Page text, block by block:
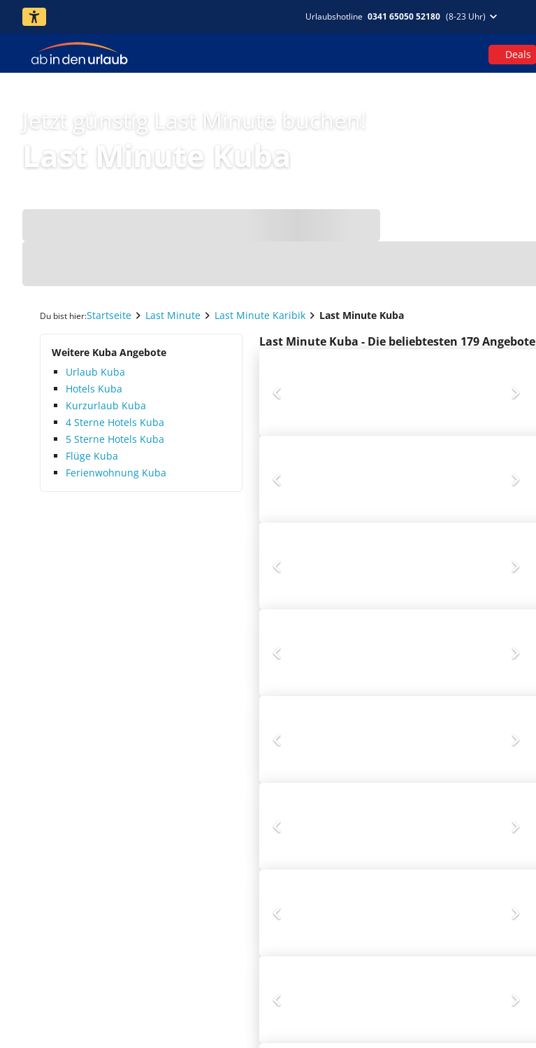
Urlaubshotline 0341 65050 52180 (8-23 Uhr)
Deals
Jetzt günstig Last Minute buchen!
Last Minute Kuba
Du bist hier:Startseite Last Minute Last Minute Karibik Last Minute Kuba
Weitere Kuba Angebote
Urlaub Kuba
Hotels Kuba
Kurzurlaub Kuba
4 Sterne Hotels Kuba
5 Sterne Hotels Kuba
Flüge Kuba
Ferienwohnung Kuba
Last Minute Kuba - Die beliebtesten 179 Angebote